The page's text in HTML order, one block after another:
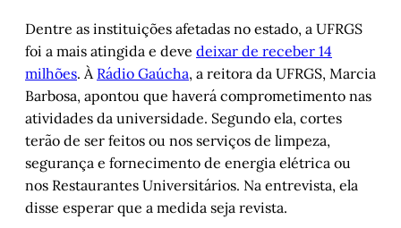
Dentre as instituições afetadas no estado, a UFRGS
foi a mais atingida e deve deixar de receber 14
milhões. À Rádio Gaúcha, a reitora da UFRGS, Marcia
Barbosa, apontou que haverá comprometimento nas
atividades da universidade. Segundo ela, cortes
terão de ser feitos ou nos serviços de limpeza,
segurança e fornecimento de energia elétrica ou
nos Restaurantes Universitários. Na entrevista, ela
disse esperar que a medida seja revista.